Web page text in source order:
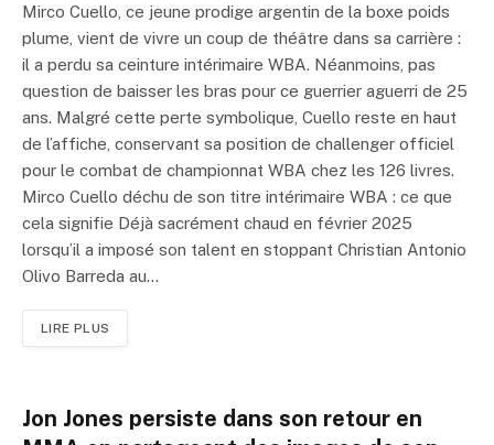
Mirco Cuello, ce jeune prodige argentin de la boxe poids
plume, vient de vivre un coup de théâtre dans sa carrière :
il a perdu sa ceinture intérimaire WBA. Néanmoins, pas
question de baisser les bras pour ce guerrier aguerri de 25
ans. Malgré cette perte symbolique, Cuello reste en haut
de l’affiche, conservant sa position de challenger officiel
pour le combat de championnat WBA chez les 126 livres.
Mirco Cuello déchu de son titre intérimaire WBA : ce que
cela signifie Déjà sacrément chaud en février 2025
lorsqu’il a imposé son talent en stoppant Christian Antonio
Olivo Barreda au…
LIRE PLUS
Jon Jones persiste dans son retour en